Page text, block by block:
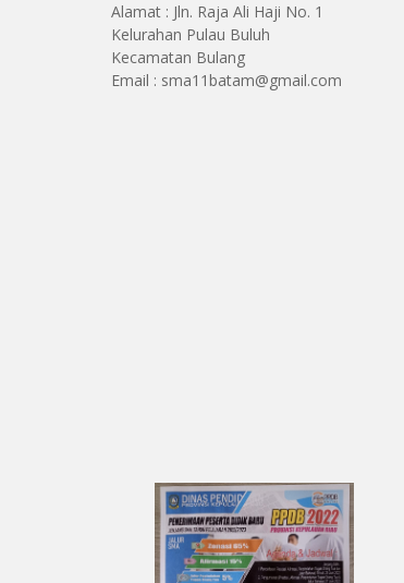
Alamat : Jln. Raja Ali Haji No. 1
Kelurahan Pulau Buluh
Kecamatan Bulang
Email : sma11batam@gmail.com